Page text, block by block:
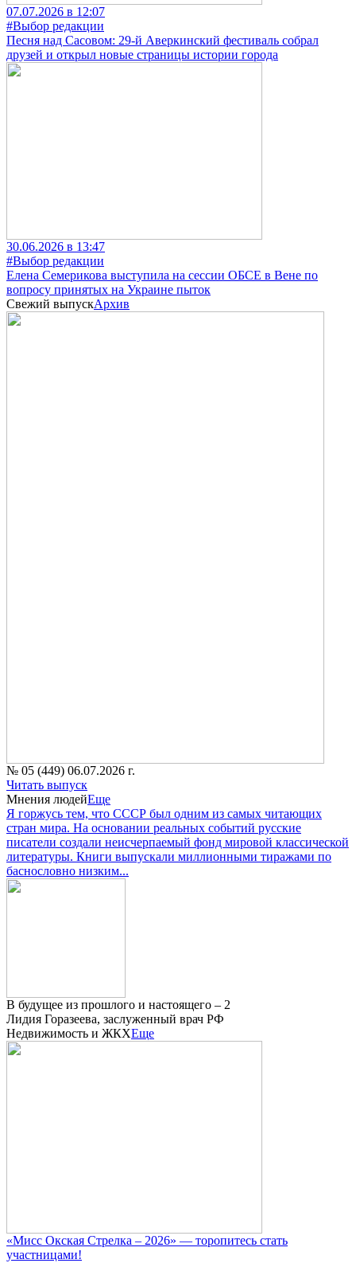
07.07.2026 в 12:07
#Выбор редакции
Песня над Сасовом: 29-й Аверкинский фестиваль собрал
друзей и открыл новые страницы истории города
30.06.2026 в 13:47
#Выбор редакции
Елена Семерикова выступила на сессии ОБСЕ в Вене по
вопросу принятых на Украине пыток
Свежий выпускАрхив
№ 05 (449) 06.07.2026 г.
Читать выпуск
Мнения людейЕще
Я горжусь тем, что СССР был одним из самых читающих
стран мира. На основании реальных событий русские
писатели создали неисчерпаемый фонд мировой классической
литературы. Книги выпускали миллионными тиражами по
баснословно низким...
В будущее из прошлого и настоящего – 2
Лидия Горазеева, заслуженный врач РФ
Недвижимость и ЖКХЕще
«Мисс Окская Стрелка – 2026» — торопитесь стать
участницами!